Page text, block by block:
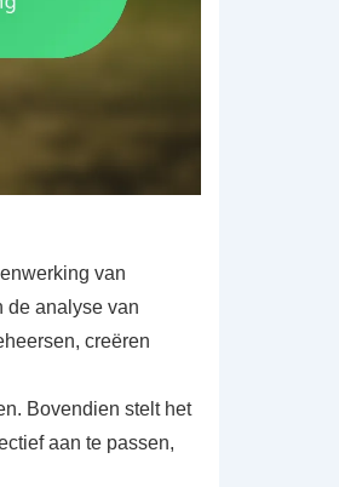
van
de analyse van
creëren
Bovendien stelt het
aan te passen,